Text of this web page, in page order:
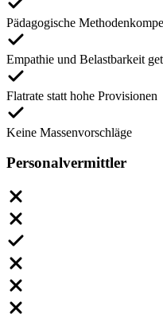
Pädagogische
Empathie und Belastbarkeit
Flatrate statt hohe Provisionen
Keine Massenvorschläge
Personalvermittler